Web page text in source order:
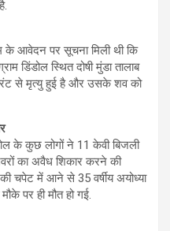
के आवेदन पर सूचना मिली थी कि
डिंडोल स्थित दोषी मुंडा तालाब
से मृत्यु हुई है और उसके शव को
के कुछ लोगों ने 11 केवी बिजली
का अवैध शिकार करने की
चपेट में आने से 35 वर्षीय अयोध्या
पर ही मौत हो गई.